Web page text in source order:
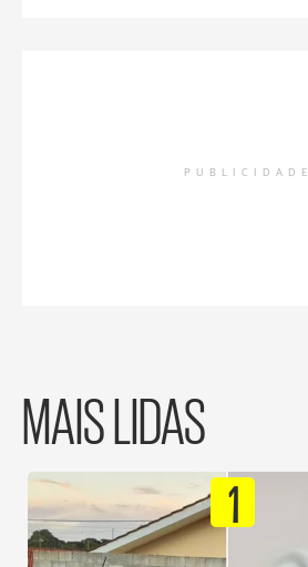
PUBLICIDADE
MAIS LIDAS
1